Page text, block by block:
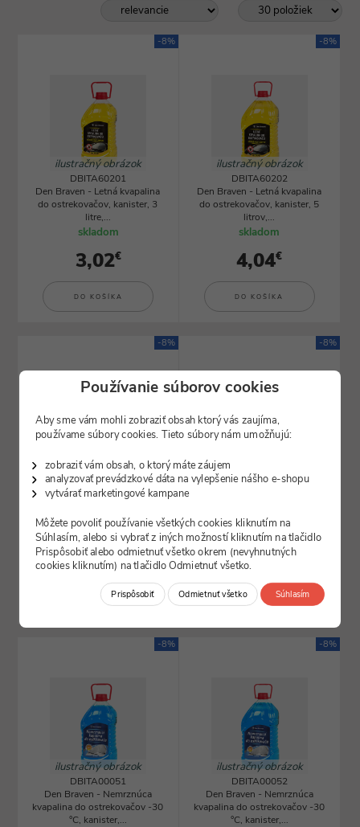
Používanie súborov cookies
Aby sme vám mohli zobraziť obsah ktorý vás zaujíma,
používame súbory cookies. Tieto súbory nám umožňujú:
zobraziť vám obsah, o ktorý máte záujem
analyzovať prevádzkové dáta na vylepšenie nášho e-shopu
vytvárať marketingové kampane
Môžete povoliť používanie všetkých cookies kliknutím na
Súhlasím, alebo si vybrať z iných možností kliknutím na tlačidlo
Prispôsobiť alebo odmietnuť všetko okrem (nevyhnutných
cookies kliknutím) na tlačidlo Odmietnuť všetko.
Prispôsobiť Odmietnuť všetko Súhlasím
-8%
ilustračný obrázok
DBITA60201
Den Braven - Letná kvapalina
do ostrekovačov, kanister, 3
litre,...
skladom
3,02€
DO KOŠÍKA
-8%
ilustračný obrázok
DBITA60202
Den Braven - Letná kvapalina
do ostrekovačov, kanister, 5
litrov,...
skladom
4,04€
DO KOŠÍKA
-8%
ilustračný obrázok
DBITA00061
Den Braven - Nemrznúca
°C, kanister,...
skladom
4,67€
DO KOŠÍKA
-8%
ilustračný obrázok
DBITA00062
°C, kanister,...
skladom
6,17€
DO KOŠÍKA
-8%
ilustračný obrázok
DBITA00051
Den Braven - Nemrznúca
kvapalina do ostrekovačov -30
°C, kanister,...
-8%
ilustračný obrázok
DBITA00052
Den Braven - Nemrznúca
kvapalina do ostrekovačov -30
°C, kanister,...